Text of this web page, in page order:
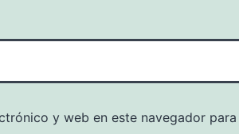
y web en este navegador para